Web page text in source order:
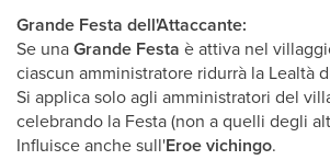
Grande Festa dell'Attaccante:
Se unaGrande Festa è attiva nel
ciascun amministratore ridurrà la Lealtà
Si applica solo agli amministratori del
celebrando la Festa (non a quelli degli
Influisce anche sull'Eroe vichingo.